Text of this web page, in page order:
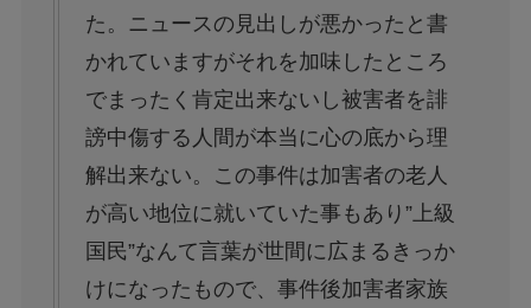
た。ニュースの見出しが悪かったと書
かれていますがそれを加味したところ
でまったく肯定出来ないし被害者を誹
謗中傷する人間が本当に心の底から理
解出来ない。この事件は加害者の老人
が高い地位に就いていた事もあり”上級
国民”なんて言葉が世間に広まるきっか
けになったもので、事件後加害者家族